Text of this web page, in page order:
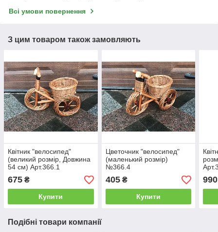
Всі умови повернення
З цим товаром також замовляють
Квітник "велосипед"
(великий розмір, Довжина
54 см) Арт.366.1
675 ₴
Купити
Цветочник "велосипед"
(маленький розмір)
№366.4
405₴
Купити
990
Подібні товари компанії